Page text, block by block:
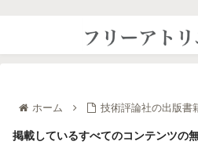
ホーム 技術評論社の出版書
掲載しているすべてのコンテンツの